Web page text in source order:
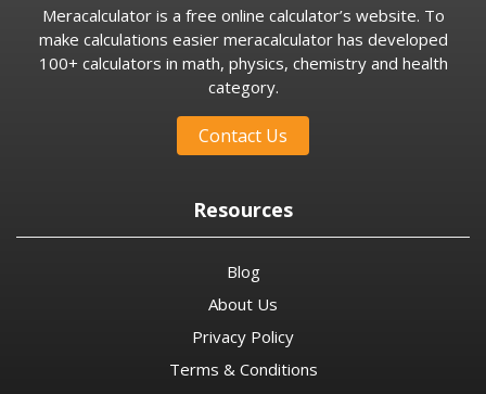
Meracalculator is a free online calculator’s website. To
make calculations easier meracalculator has developed
100+ calculators in math, physics, chemistry and health
category.
Contact Us
Resources
Blog
About Us
Privacy Policy
Terms & Conditions